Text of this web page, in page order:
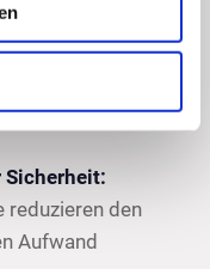
Sicherheit:
den
Aufwand